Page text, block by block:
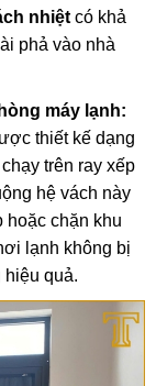
nhiệt có khả
phả vào nhà
máy lạnh:
thiết kế dạng
trên ray xếp
hệ vách này
hoặc chặn khu
lạnh không bị
hiệu quả.